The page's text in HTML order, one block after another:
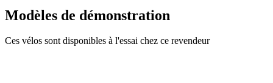
Modèles de démonstration
Ces vélos sont disponibles à l'essai chez ce revendeur